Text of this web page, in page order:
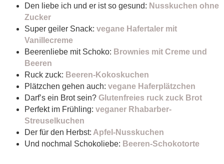
Den liebe ich und er ist so gesund: Nusskuchen ohne
Zucker
Super geiler Snack: vegane Hafertaler mit
Vanillecreme
Beerenliebe mit Schoko: Brownies mit Creme und
Beeren
Ruck zuck: Beeren-Kokoskuchen
Plätzchen gehen auch: vegane Haferplätzchen
Darf’s ein Brot sein? Glutenfreies ruck zuck Brot
Perfekt im Frühling: veganer Rhabarber-
Streuselkuchen
Der für den Herbst: Apfel-Nusskuchen
Und nochmal Schokoliebe: Beeren-Schokotorte